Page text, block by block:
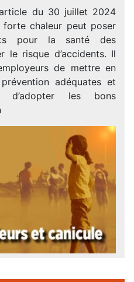
du 30 juillet 2024
chaleur peut poser
pour la santé des
le risque d’accidents. Il
de mettre en
adéquates et
d’adopter les bons